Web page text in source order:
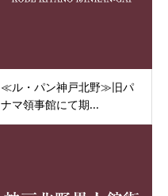
≪ル・パン神戸北野≫旧パ
ナマ領事館にて期...